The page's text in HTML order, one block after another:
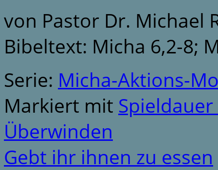
von Pastor Dr. Michael
Bibeltext: Micha 6,2-8;
Serie: Micha-Aktions-
Markiert mit
Überwinden
Gebt ihr ihnen zu essen